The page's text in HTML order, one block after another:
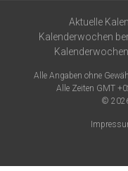
Aktuelle
Kalenderwochen
Alle Angaben ohne
Alle Zeiten GMT
©